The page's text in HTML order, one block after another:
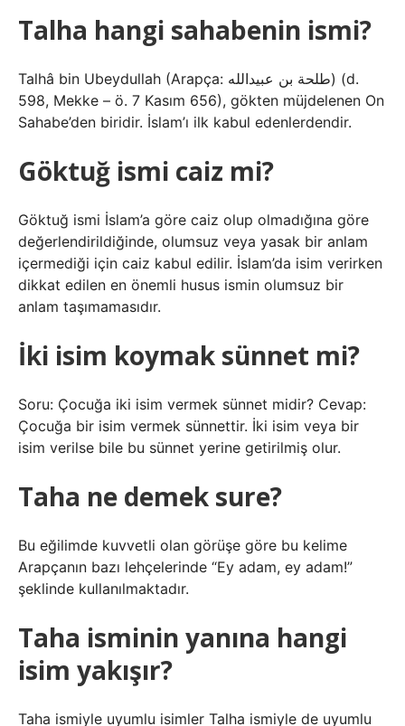
Talha hangi sahabenin ismi?
Talhâ bin Ubeydullah (Arapça: طلحة بن عبيدالله‎) (d.
598, Mekke – ö. 7 Kasım 656), gökten müjdelenen On
Sahabe’den biridir. İslam’ı ilk kabul edenlerdendir.
Göktuğ ismi caiz mi?
Göktuğ ismi İslam’a göre caiz olup olmadığına göre
değerlendirildiğinde, olumsuz veya yasak bir anlam
içermediği için caiz kabul edilir. İslam’da isim verirken
dikkat edilen en önemli husus ismin olumsuz bir
anlam taşımamasıdır.
İki isim koymak sünnet mi?
Soru: Çocuğa iki isim vermek sünnet midir? Cevap:
Çocuğa bir isim vermek sünnettir. İki isim veya bir
isim verilse bile bu sünnet yerine getirilmiş olur.
Taha ne demek sure?
Bu eğilimde kuvvetli olan görüşe göre bu kelime
Arapçanın bazı lehçelerinde “Ey adam, ey adam!”
şeklinde kullanılmaktadır.
Taha isminin yanına hangi
isim yakışır?
Taha ismiyle uyumlu isimler Talha ismiyle de uyumlu